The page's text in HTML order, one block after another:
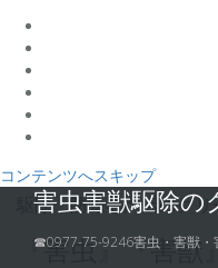
コンテンツへスキップ
害虫害獣駆除の
☎0977-75-9246害虫・害獣・
駆除・防除専門店のグ
『害虫』『害獣